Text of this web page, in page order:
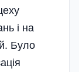
і на
Було